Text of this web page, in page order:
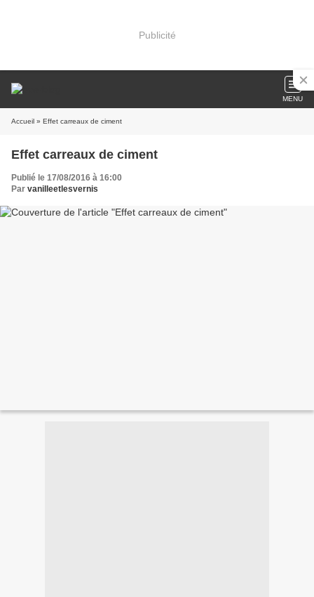
Publicité
MENU
Accueil » Effet carreaux de ciment
Effet carreaux de ciment
Publié le 17/08/2016 à 16:00
Par vanilleetlesvernis